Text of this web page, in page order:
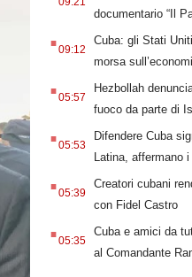
documentario “Il
.09:12
Cuba: gli Stati
morsa
.05:57
Hezbollah
fuoco da parte di
.05:53
Difendere Cuba
Latina, affermano
.05:39
Creatori cubani
con Fidel Castro
.05:35
Cuba e amici da
al Comandante